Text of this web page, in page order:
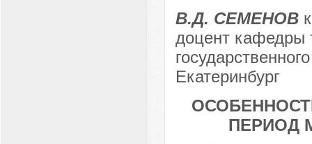
В.Д. СЕМЕНОВ
доцент кафедры
Екатеринбург
ПЕРИОД